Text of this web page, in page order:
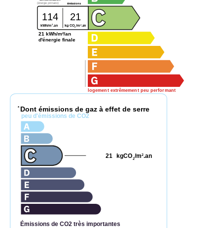
logement extrêmement peu performant
émissions
(énergie primaire)
114 21
kWh/m 2 .an kg CO2/m2.an
21 kWh/m²/an
d'énergie finale
* Dont émissions de gaz à effet de serre
peu d'émissions de CO2
Émissions de CO2 très importantes
kgCO2/m2.an
21